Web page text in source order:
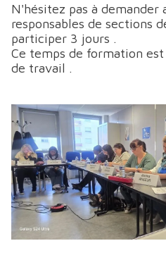
N'hésitez pas à demander
responsables de sections
participer 3 jours .
Ce temps de formation
de travail .